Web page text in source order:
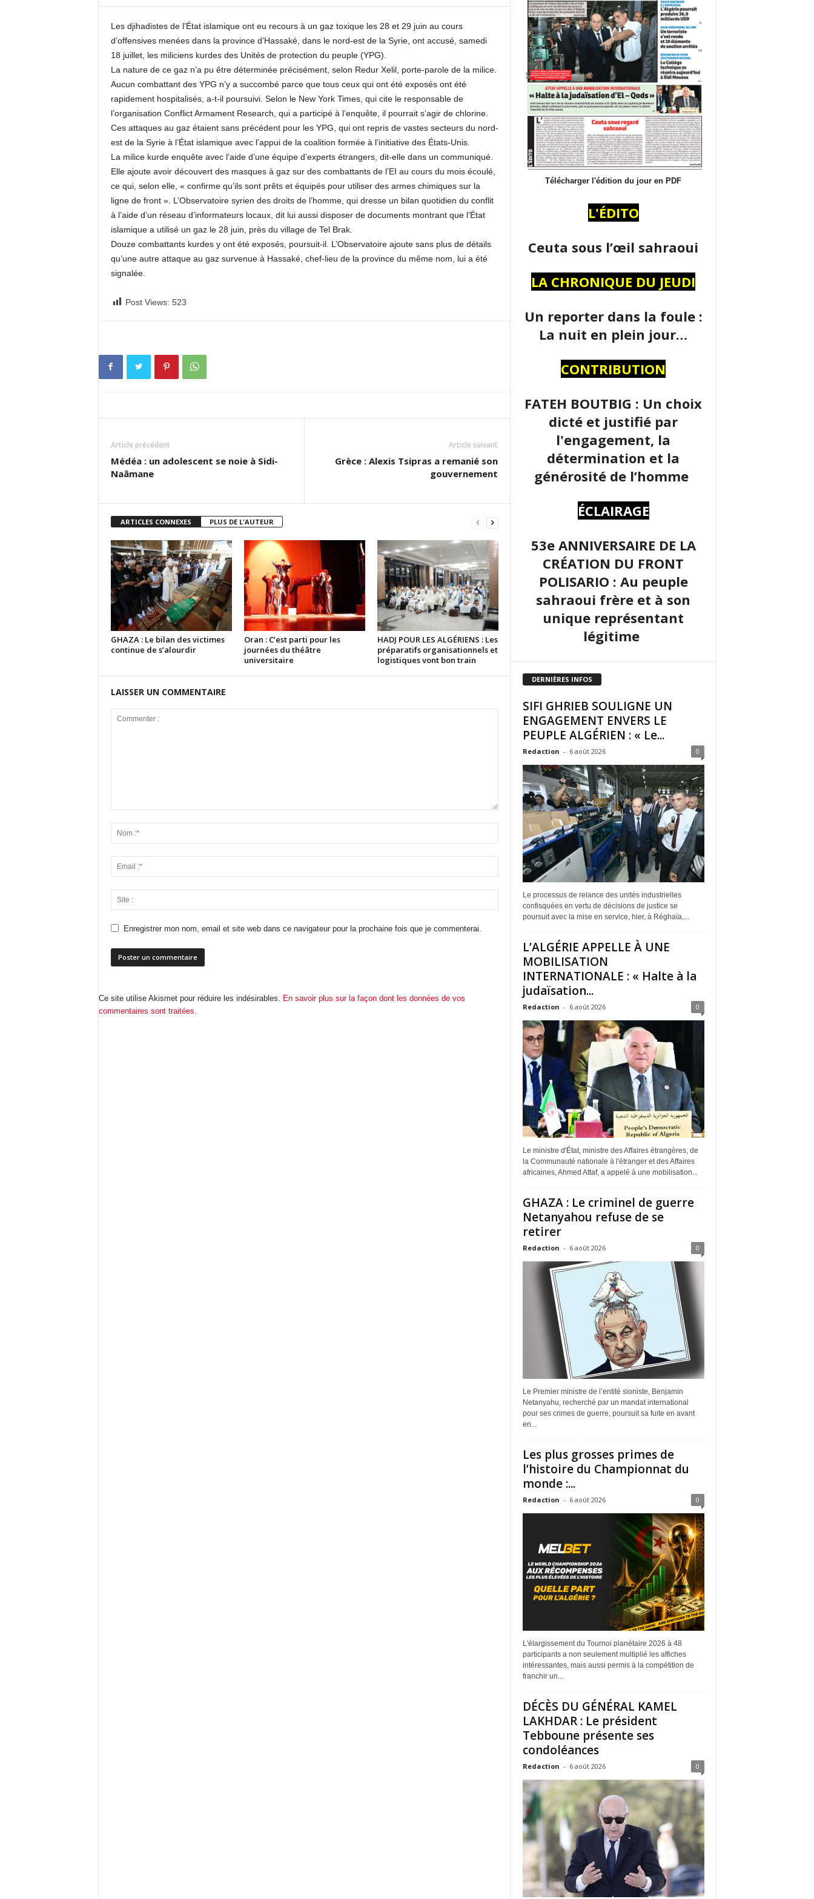
Les djihadistes de l’État islamique ont eu recours à un gaz toxique les 28 et 29 juin au cours
d’offensives menées dans la province d’Hassaké, dans le nord-est de la Syrie, ont accusé, samedi
18 juillet, les miliciens kurdes des Unités de protection du peuple (YPG).
La nature de ce gaz n’a pu être déterminée précisément, selon Redur Xelil, porte-parole de la milice.
Aucun combattant des YPG n’y a succombé parce que tous ceux qui ont été exposés ont été
rapidement hospitalisés, a-t-il poursuivi. Selon le New York Times, qui cite le responsable de
l’organisation Conflict Armament Research, qui a participé à l’enquête, il pourrait s’agir de chlorine.
Ces attaques au gaz étaient sans précédent pour les YPG, qui ont repris de vastes secteurs du nord-
est de la Syrie à l’État islamique avec l’appui de la coalition formée à l’initiative des États-Unis.
La milice kurde enquête avec l’aide d’une équipe d’experts étrangers, dit-elle dans un communiqué.
Elle ajoute avoir découvert des masques à gaz sur des combattants de l’EI au cours du mois écoulé,
ce qui, selon elle, « confirme qu’ils sont prêts et équipés pour utiliser des armes chimiques sur la
ligne de front ». L’Observatoire syrien des droits de l’homme, qui dresse un bilan quotidien du conflit
à l’aide d’un réseau d’informateurs locaux, dit lui aussi disposer de documents montrant que l’État
islamique a utilisé un gaz le 28 juin, près du village de Tel Brak.
Douze combattants kurdes y ont été exposés, poursuit-il. L’Observatoire ajoute sans plus de détails
qu’une autre attaque au gaz survenue à Hassaké, chef-lieu de la province du même nom, lui a été
signalée.
Post Views: 523
Article précédent
Médéa : un adolescent se noie à Sidi-
Naâmane
Article suivant
Grèce : Alexis Tsipras a remanié son
gouvernement
ARTICLES CONNEXES PLUS DE L'AUTEUR
GHAZA : Le bilan des victimes
continue de s’alourdir
Oran : C’est parti pour les
journées du théâtre
universitaire
HADJ POUR LES ALGÉRIENS : Les
préparatifs organisationnels et
logistiques vont bon train
LAISSER UN COMMENTAIRE
Enregistrer mon nom, email et site web dans ce navigateur pour la prochaine fois que je commenterai.
Ce site utilise Akismet pour réduire les indésirables. En savoir plus sur la façon dont les données de vos
commentaires sont traitées.
Télécharger l'édition du jour en PDF
L'ÉDITO
Ceuta sous l’œil sahraoui
LA CHRONIQUE DU JEUDI
Un reporter dans la foule :
La nuit en plein jour…
CONTRIBUTION
FATEH BOUTBIG : Un choix
dicté et justifié par
l'engagement, la
détermination et la
générosité de l’homme
ÉCLAIRAGE
53e ANNIVERSAIRE DE LA
CRÉATION DU FRONT
POLISARIO : Au peuple
sahraoui frère et à son
unique représentant
légitime
DERNIÈRES INFOS
SIFI GHRIEB SOULIGNE UN
ENGAGEMENT ENVERS LE
PEUPLE ALGÉRIEN : « Le...
Redaction - 6 août 2026 0
Le processus de relance des unités industrielles
confisquées en vertu de décisions de justice se
poursuit avec la mise en service, hier, à Réghaïa,...
L’ALGÉRIE APPELLE À UNE
MOBILISATION
INTERNATIONALE : « Halte à la
judaïsation...
Redaction - 6 août 2026 0
Le ministre d'État, ministre des Affaires étrangères, de
la Communauté nationale à l'étranger et des Affaires
africaines, Ahmed Attaf, a appelé à une mobilisation...
GHAZA : Le criminel de guerre
Netanyahou refuse de se
retirer
Redaction - 6 août 2026 0
Le Premier ministre de l’entité sioniste, Benjamin
Netanyahu, recherché par un mandat international
pour ses crimes de guerre, poursuit sa fuite en avant
en...
Les plus grosses primes de
l’histoire du Championnat du
monde :...
Redaction - 6 août 2026 0
L'élargissement du Tournoi planétaire 2026 à 48
participants a non seulement multiplié les affiches
intéressantes, mais aussi permis à la compétition de
franchir un...
DÉCÈS DU GÉNÉRAL KAMEL
LAKHDAR : Le président
Tebboune présente ses
condoléances
Redaction - 6 août 2026 0